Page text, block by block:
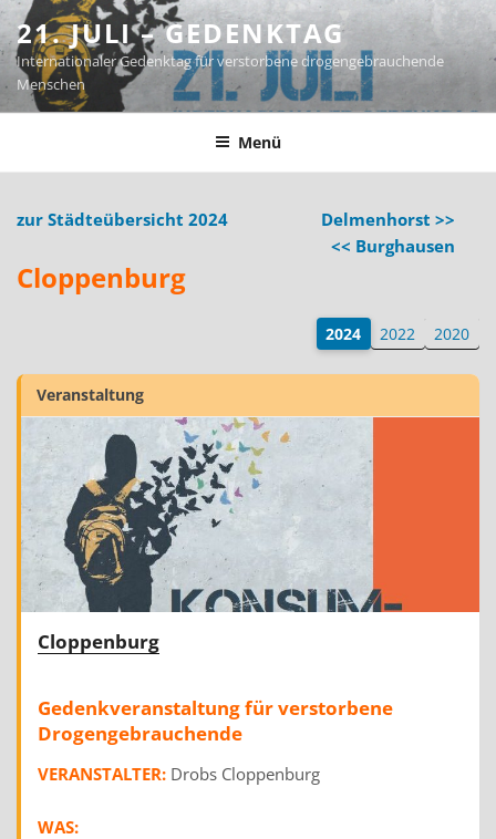
Zum
Inhalt
springen
21. JULI – GEDENKTAG
Internationaler Gedenktag für verstorbene drogengebrauchende
Menschen
Menü
zur Städteübersicht 2024
Delmenhorst >>
<< Burghausen
Cloppenburg
2024 2022 2020
Veranstaltung
Cloppenburg
Gedenkveranstaltung für verstorbene
Drogengebrauchende
VERANSTALTER: Drobs Cloppenburg
WAS: